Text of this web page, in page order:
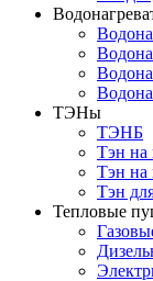
ТЭНы
ТЭНБ
Тэн на
Тэн на
Тэн
Тепловые